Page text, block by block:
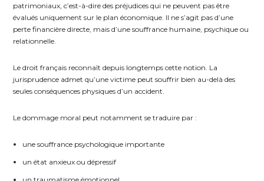
patrimoniaux, c’est-à-dire des préjudices qui ne peuvent pas être
évalués uniquement sur le plan économique. Il ne s’agit pas d’une
perte financière directe, mais d’une souffrance humaine, psychique ou
relationnelle.
Le droit français reconnaît depuis longtemps cette notion. La
jurisprudence admet qu’une victime peut souffrir bien au-delà des
seules conséquences physiques d’un accident.
Le dommage moral peut notamment se traduire par :
une souffrance psychologique importante
un état anxieux ou dépressif